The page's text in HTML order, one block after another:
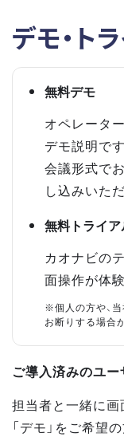
デモ・ト
無料デモ
オペレータ
デモ説明で
会議形式で
し込みいた
無料トライ
カオナビの
面操作が体
※個人の方や、
お断りする場合
ご導入済みのユ
担当者と一緒に
「デモ」をご希望